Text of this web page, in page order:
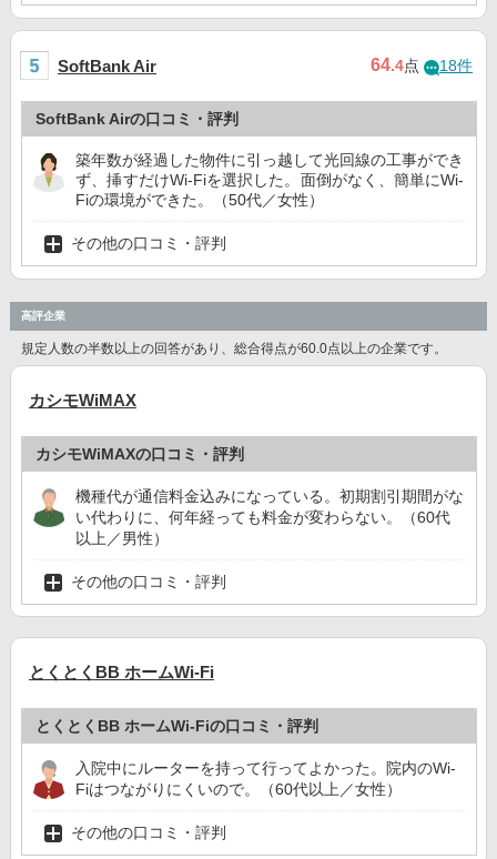
SoftBank Air 64.4点 18件
SoftBank Airの口コミ・評判
築年数が経過した物件に引っ越して光回線の工事ができ
ず、挿すだけWi-Fiを選択した。面倒がなく、簡単にWi-
Fiの環境ができた。（50代／女性）
その他の口コミ・評判
高評企業
規定人数の半数以上の回答があり、総合得点が60.0点以上の企業です。
カシモWiMAX
カシモWiMAXの口コミ・評判
機種代が通信料金込みになっている。初期割引期間がな
い代わりに、何年経っても料金が変わらない。（60代
以上／男性）
その他の口コミ・評判
とくとくBB ホームWi-Fi
とくとくBB ホームWi-Fiの口コミ・評判
入院中にルーターを持って行ってよかった。院内のWi-
Fiはつながりにくいので。（60代以上／女性）
その他の口コミ・評判